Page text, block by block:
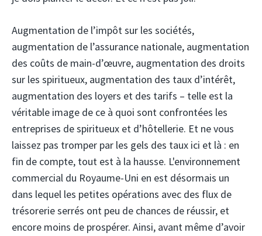
Augmentation de l’impôt sur les sociétés,
augmentation de l’assurance nationale, augmentation
des coûts de main-d’œuvre, augmentation des droits
sur les spiritueux, augmentation des taux d’intérêt,
augmentation des loyers et des tarifs – telle est la
véritable image de ce à quoi sont confrontées les
entreprises de spiritueux et d’hôtellerie. Et ne vous
laissez pas tromper par les gels des taux ici et là : en
fin de compte, tout est à la hausse. L'environnement
commercial du Royaume-Uni en est désormais un
dans lequel les petites opérations avec des flux de
trésorerie serrés ont peu de chances de réussir, et
encore moins de prospérer. Ainsi, avant même d’avoir